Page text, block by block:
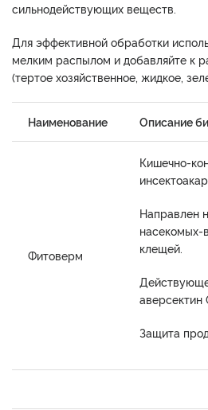
сильнодействующих веществ.
Для эффективной обработки
мелким распылом и добавляйте к
(тертое хозяйственное, жидкое,
Наименование Описание
Фитоверм
Кишечно-
Направлен
насекомых-
клещей.
аверсектин
Защита